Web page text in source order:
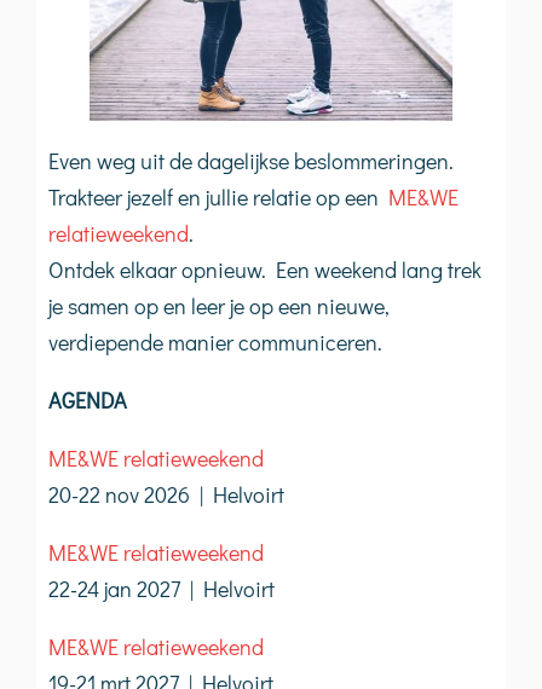
Even weg uit de dagelijkse beslommeringen.
Trakteer jezelf en jullie relatie op een ME&WE
relatieweekend.
Ontdek elkaar opnieuw. Een weekend lang trek
je samen op en leer je op een nieuwe,
verdiepende manier communiceren.
AGENDA
ME&WE relatieweekend
20-22 nov 2026 | Helvoirt
ME&WE relatieweekend
22-24 jan 2027 | Helvoirt
ME&WE relatieweekend
19-21 mrt 2027 | Helvoirt